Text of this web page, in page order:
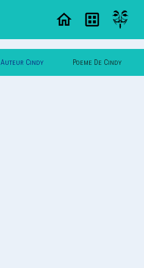
Auteur Cindy Poeme De Cindy